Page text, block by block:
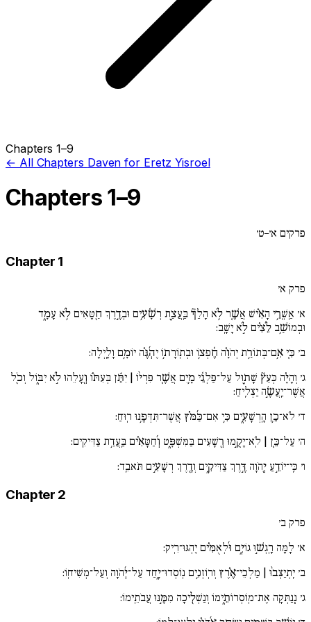
Chapters 1–9
← All Chapters Daven for Eretz Yisroel
Chapters 1–9
פרקים א׳–ט׳
Chapter 1
פרק א׳
א׳ אַֽשְֽׁרֵ֥י הָאִ֗ישׁ אֲשֶׁ֚ר לֹ֥א הָלַךְ֘ בַּֽעֲצַ֪ת רְשָׁ֫עִ֥ים וּבְדֶ֣רֶךְ חַ֖טָּאִים לֹ֥א עָמָ֑ד
וּבְמוֹשַׁ֥ב לֵ֜צִ֗ים לֹ֣א יָשָֽׁב:
ב׳ כִּ֚י אִ֥ם־בְּתוֹרַ֥ת יְהֹוָ֗ה חֶ֫פְצ֥וֹ וּבְתֽוֹרָת֥וֹ יֶהְ֜גֶּ֗ה יוֹמָ֥ם וָלָֽיְלָה:
ג׳ וְהָיָ֗ה כְּעֵץ֘ שָׁת֪וּל עַל־פַּלְגֵ֫י מָ֥יִם אֲשֶׁ֚ר פִּרְי֨וֹ | יִתֵּ֬ן בְּעִתּ֗וֹ וְ֖עָלֵהוּ לֹ֣א יִבּ֑וֹל וְכֹ֖ל
אֲשֶׁר־יַֽעֲשֶׂ֣ה יַצְלִֽיחַ:
ד׳ לֹא־כֵ֥ן הָֽרְשָׁעִ֑ים כִּ֥י אִם־כַּ֜מֹּ֗ץ אֲשֶׁר־תִּדְּפֶ֥נּוּ רֽוּחַ:
ה׳ עַל־כֵּ֚ן | לֹֽא־יָקֻ֣מוּ רְ֖שָׁעִים בַּמִּשְׁפָּ֑ט וְ֜חַטָּאִ֗ים בַּֽעֲדַ֥ת צַדִּיקִֽים:
ו׳ כִּֽי־יוֹדֵ֣עַ יְ֖הֹוָה דֶּ֣רֶךְ צַדִּיקִ֑ים וְדֶ֖רֶךְ רְשָׁעִ֣ים תֹּאבֵֽד:
Chapter 2
פרק ב׳
א׳ לָמָּה רָֽגְשׁ֣וּ גוֹיִ֑ם וּ֜לְאֻמִּ֗ים יֶהְגּוּ־רִֽיק:
ב׳ יִֽתְיַצְּב֨וּ | מַלְכֵי־אֶ֗רֶץ וְרֽוֹזְנִ֥ים נֽוֹסְדוּ־יָ֑חַד עַל־יְ֜הֹוָה וְעַל־מְשִׁיחֽוֹ:
ג׳ נְֽנַתְּקָה אֶת־מֽוֹסְרוֹתֵ֑ימוֹ וְנַשְׁלִ֖יכָה מִמֶּ֣נּוּ עֲבֹתֵֽימוֹ: